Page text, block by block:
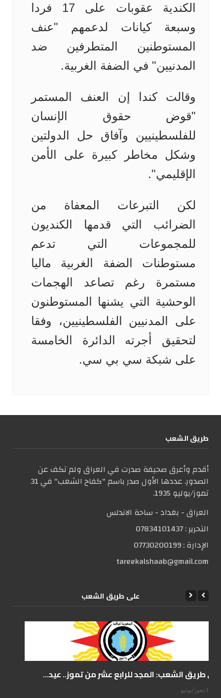
الكندية عقوبات على 17 فردا
وسبعة كيانات لدعمهم "عنف
المستوطنين المتطرفين ضد
المدنيين" في الضفة الغربية.
وقالت كندا إن العنف المستمر
"قوض حقوق الإنسان
للفلسطينيين وآفاق حل الدولتين
وشكل مخاطر كبيرة على الأمن
الإقليمي".
لكن التبرعات المعفاة من
الضرائب التي قدمها الكنديون
للمجموعات التي تدعم
مستوطنات الضفة الغربية ماليا
مستمرة رغم تصاعد الهجمات
الوحشية التي يشنها المستوطنون
على المدنيين الفلسطينيين، وفقا
لتحقيق أجرته الدائرة الخامسة
على شبكة سي بي سي.
طریق الشعب
أقدم وأعرق صحيفة صدرت في العراق ولم تكف عن
الصدور. عددها الأول صدر باسم "كفاح الشعب" في 31
تموز/يوليو 1935.
العراق - بغداد - ساحة الاندلس
التحریر :07834101437
الإدارة :07730200199
tareekalshaab@gmail.com
علی طریق الشعب
على طريق الشعب: المجد للرابع عشر من تموز.. عيد...
14 تموز/يوليو